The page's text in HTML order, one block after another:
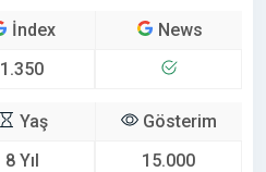
İndex
1.350
News
Yaş
8 Yıl
Gösterim
15.000